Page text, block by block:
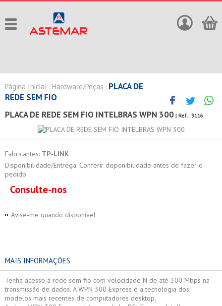
Página Inicial : Hardware/Peças : PLACA DE
REDE SEM FIO
PLACA DE REDE SEM FIO INTELBRAS WPN 300 | Ref.: 9116
Fabricantes: TP-LINK
Disponibilidade/Entrega: Conferir disponibilidade antes de fazer o
pedido
Consulte-nos
Avise-me quando disponível
MAIS INFORMAÇÕES
Tenha acesso à rede sem fio com velocidade N de até 300 Mbps na
transmissão de dados. A WPN 300 Express é a tecnologia dos
modelos mais recentes de computadores desktop.